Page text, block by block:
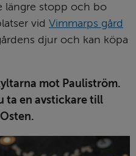
längre stopp och bo
vid Vimmarps gård
djur och kan köpa
mot Pauliström.
ta en avstickare till